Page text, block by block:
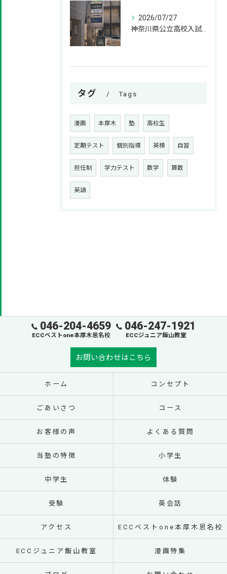
2026/07/27
神奈川県公立高校入試の過去問はいつから解き始めるべきか？
タグ Tags
漫画 本厚木 塾 高校生
定期テスト 個別指導 英検 自習
担任制 学力テスト 数学 算数
英語
046-204-4659
ECCベストone本厚木恩名校
046-247-1921
ECCジュニア飯山教室
お問い合わせはこちら
ホーム コンセプト
ごあいさつ コース
お客様の声 よくある質問
当塾の特徴 小学生
中学生 体験
受験 英会話
アクセス ECCベストone本厚木恩名校
ECCジュニア飯山教室 漫画特集